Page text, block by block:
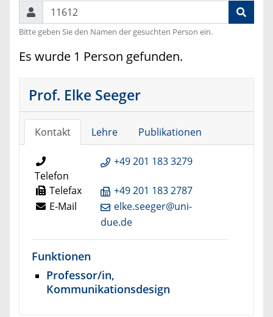
Suchen
Bitte geben Sie den Namen der gesuchten Person ein.
Es wurde 1 Person gefunden.
Prof. Elke Seeger
Kontakt Lehre Publikationen
Telefon
+49 201 183 3279
Telefax
+49 201 183 2787
E-Mail
elke.seeger@uni-
due.de
Funktionen
Professor/in,
Kommunikationsdesign